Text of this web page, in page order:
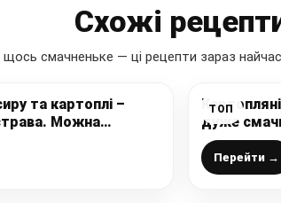
Схожі
смачненьке — ці рецепти зараз
та картоплі –
Можна
що
або обіду
ТОП
дуже
Перейти →